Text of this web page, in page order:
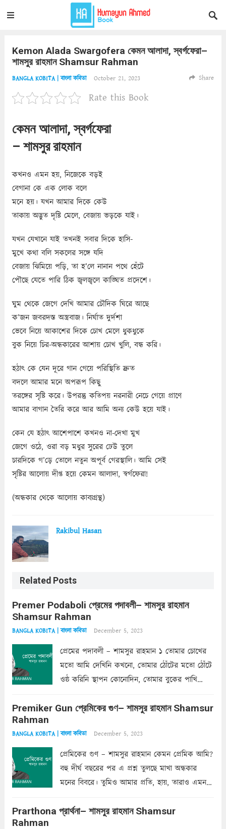
Kemon Alada Swargofera কেমন আলাদা, স্বর্গফেরা–
শামসুর রাহমান Shamsur Rahman
BANGLA KOBITA | বাংলা কবিতা October 21, 2023 Share
Rate this Book
কেমন আলাদা, স্বর্গফেরা
– শামসুর রাহমান
কখনও এমন হয়, নিজেকে বড়ই
বেগানা কে এক লোক বলে
মনে হয়। যখন আমার দিকে কেউ
তাকায় অদ্ভুত দৃষ্টি মেলে, বেজায় ভড়কে যাই।
যখন যেখানে যাই তখনই সবার দিকে হাসি-
মুখে কথা বলি সকলের সঙ্গে যদি
বেজায় ঝিমিয়ে পড়ি, তা হ’লে নানান পথে হেঁটে
পৌছে যেতে পারি ঠিক জ্বলজ্বলে কাঙ্ঘিত প্রদেশে।
ঘুম থেকে জেগে দেখি আমার চৌদিক ঘিরে আছে
ক’জন জবরদস্ত অস্ত্রবাজ। নির্ঘাত দুর্দশা
ভেবে নিয়ে আকাশের দিকে চোখ মেলে ধুকধুকে
বুক নিয়ে চির-অন্ধকারের আশায় চোখ খুলি, বন্ধ করি।
হঠাৎ কে যেন দূরে গান গেয়ে পরিস্থিতি দ্রুত
বদলে আমার মনে অপরূপ কিছু
তরঙ্গের সৃষ্টি করে। উপরন্তু কতিপয় নরনারী নেচে গেয়ে প্রাণে
আমার বাগান তৈরি করে আর আমি অন্য কেউ হয়ে যাই।
কেন যে হঠাৎ আশেপাশে কখনও না-দেখা মুখ
জেগে ওঠে, ওরা বড় মধুর সুরের ঢেউ তুলে
চারদিকে গ’ড়ে তোলে নতুন অপূর্ব গেরস্থালি। আমি সেই
সৃষ্টির আলোয় দীপ্ত হয়ে কেমন আলাদা, স্বর্গফেরা!
(অন্ধকার থেকে আলোয় কাব্যগ্রন্থ)
Rakibul Hasan
Related Posts
Premer Podaboli প্রেমের পদাবলী– শামসুর রাহমান
Shamsur Rahman
BANGLA KOBITA | বাংলা কবিতা December 5, 2023
প্রেমের পদাবলী – শামসুর রাহমান ১ তোমার চোখের
মতো আমি দেখিনি কখনো, তোমার ঠোঁটের মতো ঠোঁটে
ওষ্ঠ করিনি স্থাপন কোনোদিন, তোমার বুকের পাখি
কোথাও কি এরকম ছায়া দেয় ক্লান্তির প্রহরে? মুছে
Premiker Gun প্রেমিকের গুণ– শামসুর রাহমান Shamsur
Rahman
BANGLA KOBITA | বাংলা কবিতা December 5, 2023
প্রেমিকের গুণ – শামসুর রাহমান কেমন প্রেমিক আমি?
বহু দীর্ঘ বছরের পর এ প্রশ্ন তুলছে মাখা অন্ধকার
মনের বিবরে। তুমিও আমার প্রতি, হায়, তারাও এমন
একান্ত জরুরি- নইলে একটি দেয়াল নিমেষেই ভীষণ
Prarthona প্রার্থনা– শামসুর রাহমান Shamsur
Rahman